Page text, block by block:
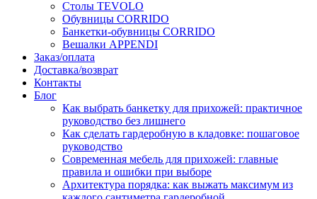
Столы TEVOLO
Обувницы CORRIDO
Банкетки-обувницы CORRIDO
Вешалки APPENDI
Заказ/оплата
Доставка/возврат
Контакты
Блог
Как выбрать банкетку для прихожей: практичное
руководство без лишнего
Как сделать гардеробную в кладовке: пошаговое
руководство
Современная мебель для прихожей: главные
правила и ошибки при выборе
Архитектура порядка: как выжать максимум из